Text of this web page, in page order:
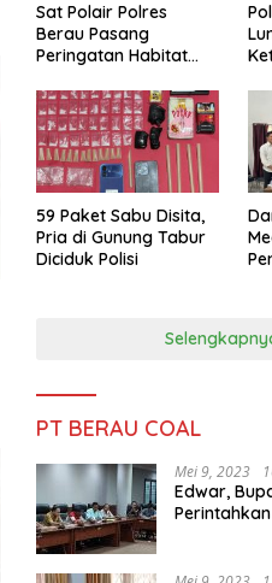
Sat Polair Polres
Berau Pasang
Peringatan Habitat
59 Paket Sabu Disita,
Pria di Gunung Tabur
Diciduk Polisi
PT BERAU COAL
Mei 9, 2023
Edwar,